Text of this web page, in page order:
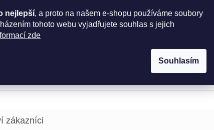
nejlepší, a proto na našem e-shopu používáme soubory
tohoto webu vyjadřujete souhlas s jejich
zde
Souhlasím
- 1.st. (ot./min) 0-550
- 2.st. (ot./min) 0-2000
aku (kg) 2,1
spona na opasek, boční rukojeť, nabíječka, 2x
Ah, Heavy Duty kufr